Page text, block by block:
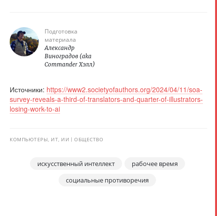
Подготовка
материала
Александр
Виноградов (aka
Commander Хэлл)
Источники: https://www2.societyofauthors.org/2024/04/11/soa-
survey-reveals-a-third-of-translators-and-quarter-of-illustrators-
losing-work-to-ai
КОМПЬЮТЕРЫ, ИТ, ИИ ОБЩЕСТВО
искусственный интеллект
рабочее время
социальные противоречия